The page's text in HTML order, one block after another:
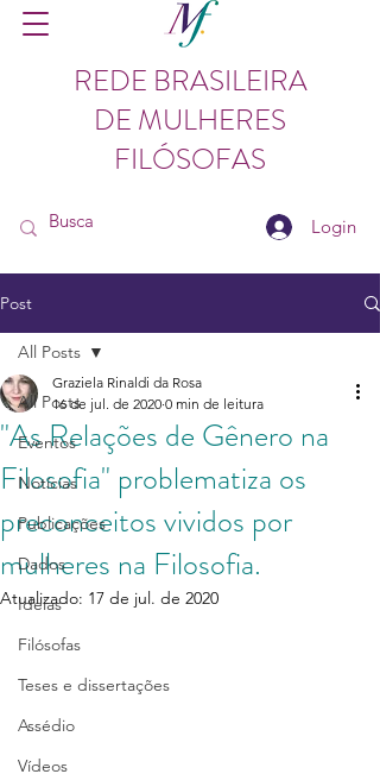
REDE BRASILEIRA
DE MULHERES
FILÓSOFAS
Login
Post
All Posts
Eventos
Notícias
Publicações
Dados
Ideias
Filósofas
Teses e dissertações
Assédio
Vídeos
All Posts
"As Relações de Gênero na
Filosofia" problematiza os
preconceitos vividos por
mulheres na Filosofia.
Graziela Rinaldi da Rosa
16 de jul. de 2020 0 min de leitura
Atualizado: 17 de jul. de 2020